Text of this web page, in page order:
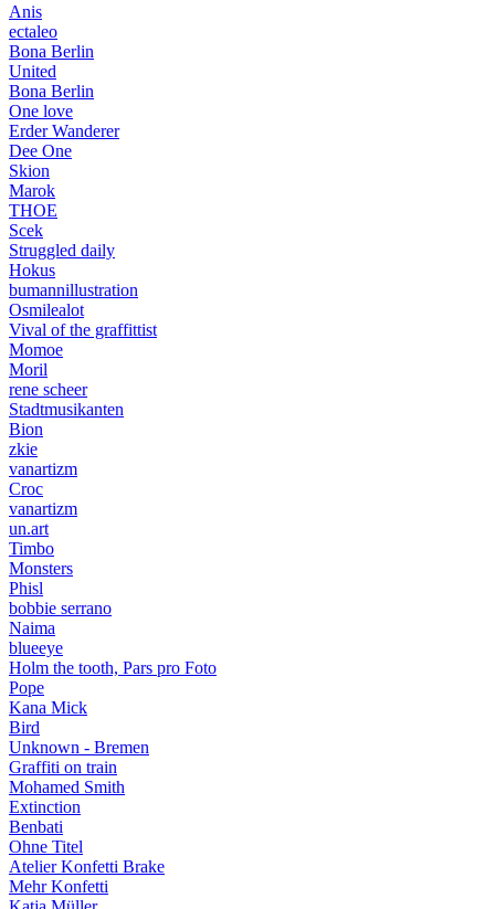
Anis
ectaleo
Bona Berlin
United
Bona Berlin
One love
Erder Wanderer
Dee One
Skion
Marok
THOE
Scek
Struggled daily
Hokus
bumannillustration
Osmilealot
Vival of the graffittist
Momoe
Moril
rene scheer
Stadtmusikanten
Bion
zkie
vanartizm
Croc
vanartizm
un.art
Timbo
Monsters
Phisl
bobbie serrano
Naima
blueeye
Holm the tooth, Pars pro Foto
Pope
Kana Mick
Bird
Unknown - Bremen
Graffiti on train
Mohamed Smith
Extinction
Benbati
Ohne Titel
Atelier Konfetti Brake
Mehr Konfetti